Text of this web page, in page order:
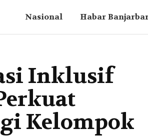
Nasional Habar
Inklusif
Kelompok